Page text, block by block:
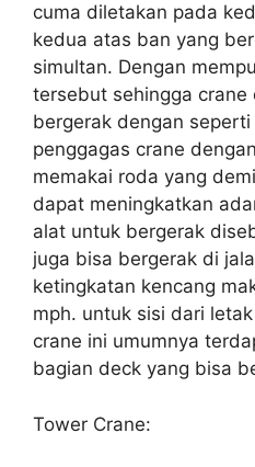
cuma diletakan pada
kedua atas ban yang
simultan. Dengan
tersebut sehingga crane
bergerak dengan
penggagas crane
memakai roda yang
dapat meningkatkan
alat untuk bergerak
juga bisa bergerak di
ketingkatan kencang
mph. untuk sisi dari
crane ini umumnya
bagian deck yang bisa
Tower Crane: